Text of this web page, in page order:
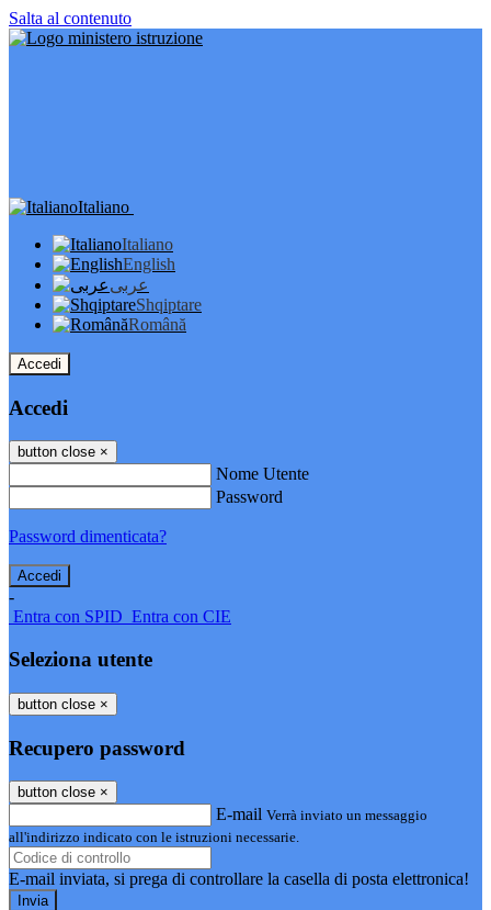
Salta al contenuto
Italiano
Italiano
English
عربى
Shqiptare
Română
Accedi
Accedi
button close ×
Nome Utente
Password
Password dimenticata?
-
Entra con SPID Entra con CIE
Seleziona utente
button close ×
Recupero password
button close ×
E-mail Verrà inviato un messaggio
all'indirizzo indicato con le istruzioni necessarie.
E-mail inviata, si prega di controllare la casella di posta elettronica!